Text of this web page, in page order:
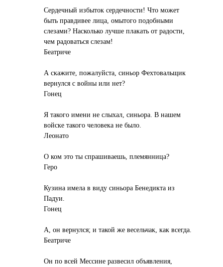
Сердечный избыток сердечности! Что может
быть правдивее лица, омытого подобными
слезами? Насколько лучше плакать от радости,
чем радоваться слезам!
Беатриче
А скажите, пожалуйста, синьор Фехтовальщик
вернулся с войны или нет?
Гонец
Я такого имени не слыхал, синьора. В нашем
войске такого человека не было.
Леонато
О ком это ты спрашиваешь, племянница?
Геро
Кузина имела в виду синьора Бенедикта из
Падуи.
Гонец
А, он вернулся; и такой же весельчак, как всегда.
Беатриче
Он по всей Мессине развесил объявления,